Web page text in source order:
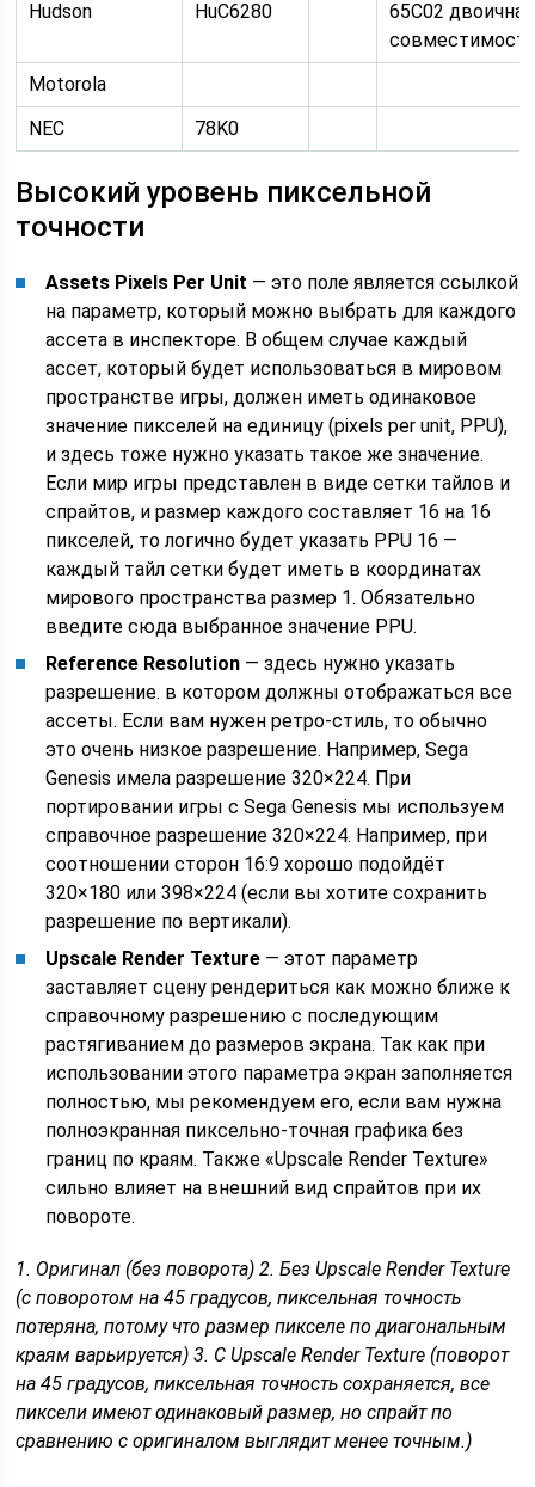
Hudson HuC6280
65C02 двоичная
Motorola
NEC
78K0
Высокий уровень пиксельной
точности
Assets Pixels Per Unit — это поле является ссылкой
на параметр, который можно выбрать для каждого
ассета в инспекторе. В общем случае каждый
ассет, который будет использоваться в мировом
пространстве игры, должен иметь одинаковое
значение пикселей на единицу (pixels per unit, PPU),
и здесь тоже нужно указать такое же значение.
Если мир игры представлен в виде сетки тайлов и
спрайтов, и размер каждого составляет 16 на 16
пикселей, то логично будет указать PPU 16 —
каждый тайл сетки будет иметь в координатах
мирового пространства размер 1. Обязательно
введите сюда выбранное значение PPU.
Reference Resolution — здесь нужно указать
разрешение. в котором должны отображаться все
ассеты. Если вам нужен ретро-стиль, то обычно
это очень низкое разрешение. Например, Sega
Genesis имела разрешение 320×224. При
портировании игры с Sega Genesis мы используем
справочное разрешение 320×224. Например, при
соотношении сторон 16:9 хорошо подойдёт
320×180 или 398×224 (если вы хотите сохранить
разрешение по вертикали).
Upscale Render Texture — этот параметр
заставляет сцену рендериться как можно ближе к
справочному разрешению с последующим
растягиванием до размеров экрана. Так как при
использовании этого параметра экран заполняется
полностью, мы рекомендуем его, если вам нужна
полноэкранная пиксельно-точная графика без
границ по краям. Также «Upscale Render Texture»
сильно влияет на внешний вид спрайтов при их
повороте.
1. Оригинал (без поворота) 2. Без Upscale Render Texture
(с поворотом на 45 градусов, пиксельная точность
потеряна, потому что размер пикселе по диагональным
краям варьируется) 3. С Upscale Render Texture (поворот
на 45 градусов, пиксельная точность сохраняется, все
пиксели имеют одинаковый размер, но спрайт по
сравнению с оригиналом выглядит менее точным.)